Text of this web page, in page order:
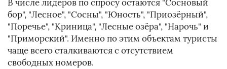
В числе лидеров по спросу остаются "Сосновый
бор", "Лесное", "Сосны", "Юность", "Приозёрный",
"Поречье", "Криница", "Лесные озёра", "Нарочь" и
"Приморский". Именно по этим объектам туристы
чаще всего сталкиваются с отсутствием
свободных номеров.